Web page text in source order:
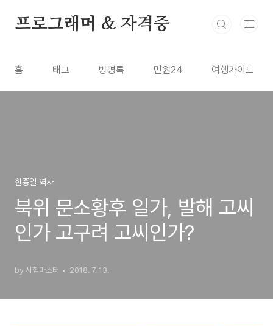
프로그래머 & 자격증
홈 태그 방명록 민원24 여행가이드
한중일 역사
북위 문소황후 일가, 발해 고씨
인가 고구려 고씨인가?
by 시험마스터 2018. 7. 13.